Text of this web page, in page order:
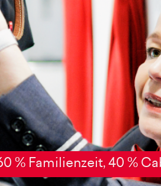
% Familienzeit, 40 %